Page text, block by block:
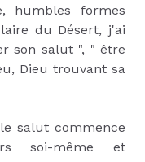
humbles formes
du Désert, j'ai
son salut ", " être
Dieu trouvant sa
salut commence
soi-même et